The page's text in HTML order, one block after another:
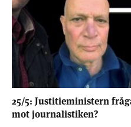
25/5: Justitieministern
mot journalistiken?